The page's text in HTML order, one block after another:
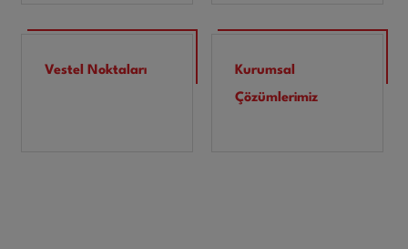
Vestel Noktaları
Kurumsal
Çözümlerimiz